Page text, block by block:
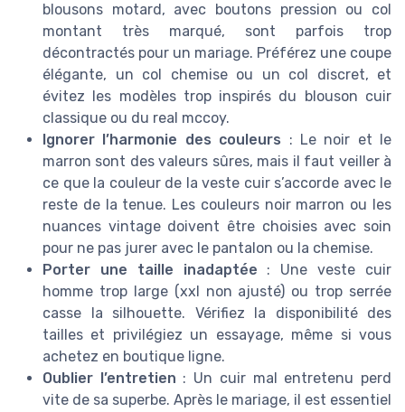
blousons motard, avec boutons pression ou col
montant très marqué, sont parfois trop
décontractés pour un mariage. Préférez une coupe
élégante, un col chemise ou un col discret, et
évitez les modèles trop inspirés du blouson cuir
classique ou du real mccoy.
Ignorer l’harmonie des couleurs : Le noir et le
marron sont des valeurs sûres, mais il faut veiller à
ce que la couleur de la veste cuir s’accorde avec le
reste de la tenue. Les couleurs noir marron ou les
nuances vintage doivent être choisies avec soin
pour ne pas jurer avec le pantalon ou la chemise.
Porter une taille inadaptée : Une veste cuir
homme trop large (xxl non ajusté) ou trop serrée
casse la silhouette. Vérifiez la disponibilité des
tailles et privilégiez un essayage, même si vous
achetez en boutique ligne.
Oublier l’entretien : Un cuir mal entretenu perd
vite de sa superbe. Après le mariage, il est essentiel